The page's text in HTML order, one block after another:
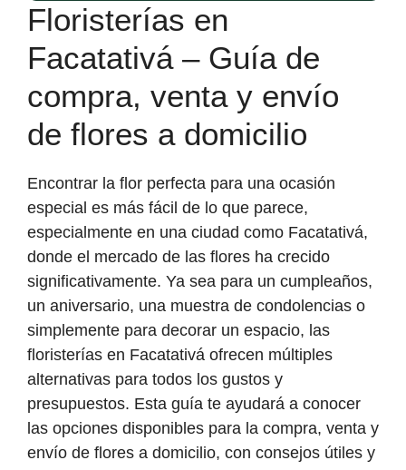
Floristerías en
Facatativá – Guía de
compra, venta y envío
de flores a domicilio
Encontrar la flor perfecta para una ocasión
especial es más fácil de lo que parece,
especialmente en una ciudad como Facatativá,
donde el mercado de las flores ha crecido
significativamente. Ya sea para un cumpleaños,
un aniversario, una muestra de condolencias o
simplemente para decorar un espacio, las
floristerías en Facatativá ofrecen múltiples
alternativas para todos los gustos y
presupuestos. Esta guía te ayudará a conocer
las opciones disponibles para la compra, venta y
envío de flores a domicilio, con consejos útiles y